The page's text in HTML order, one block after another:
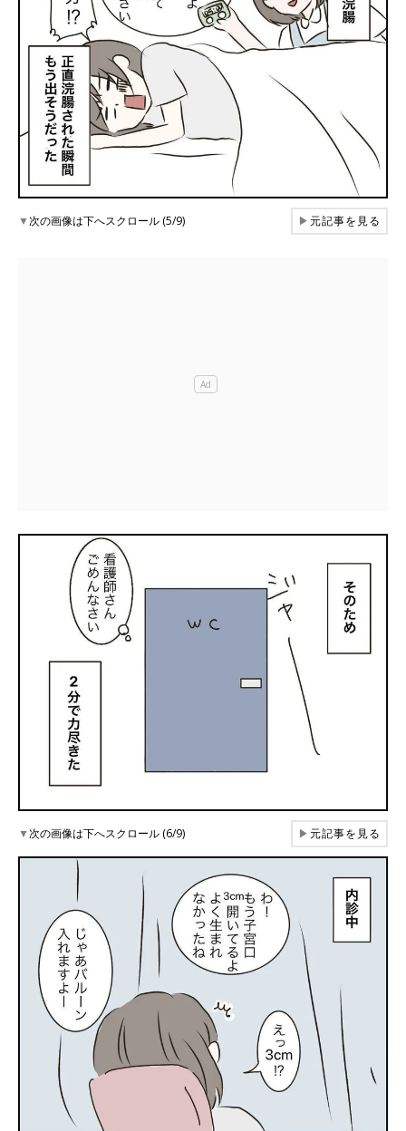
▼次の画像は下へスクロール (5/9) ▶元記事を見る
▼次の画像は下へスクロール (6/9) ▶元記事を見る